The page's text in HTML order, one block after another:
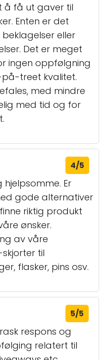
å få ut gaver til
Enten er det
eller
Det er meget
ingen oppfølgning
treet kvalitet.
med mindre
med tid og for
4/5
Er
gode alternativer
riktig produkt
ønsker.
av våre
til
flasker, pins osv.
5/5
respons og
relatert til